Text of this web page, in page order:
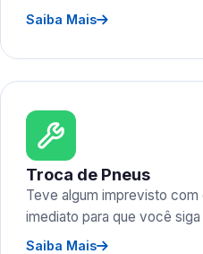
Saiba Mais
Troca de Pneus
Teve algum imprevisto com
imediato para que você
Saiba Mais